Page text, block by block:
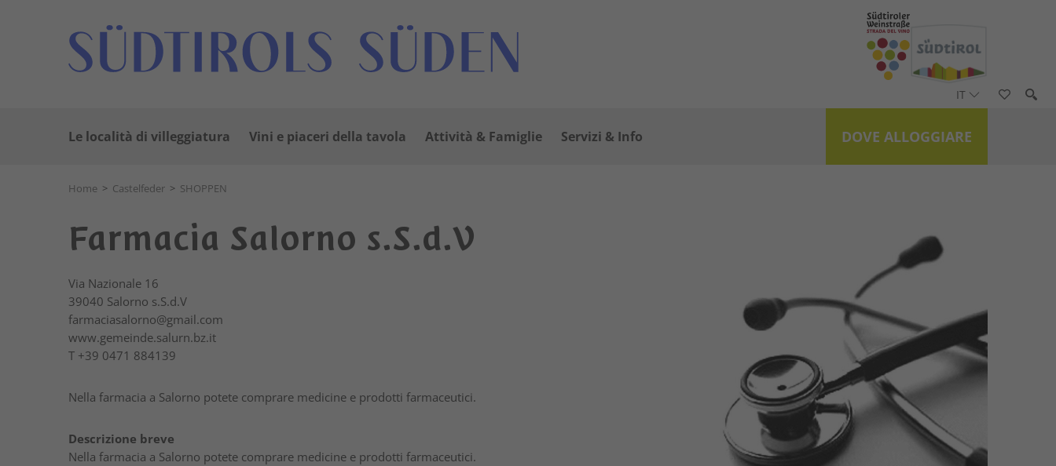
IT
DOVE ALLOGGIARE
Le località di villeggiatura Vini e piaceri della tavola Attività & Famiglie Servizi & Info
Home > Castelfeder > SHOPPEN
Farmacia Salorno s.S.d.V
Via Nazionale 16
39040 Salorno s.S.d.V
farmaciasalorno@gmail.com
www.gemeinde.salurn.bz.it
T +39 0471 884139
Nella farmacia a Salorno potete comprare medicine e prodotti farmaceutici.
Descrizione breve
Nella farmacia a Salorno potete comprare medicine e prodotti farmaceutici.